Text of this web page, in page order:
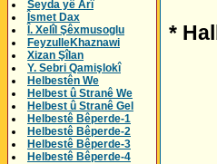
Seyda yê Arî
Îsmet Dax
Î. Xelîl Şêxmusoglu
FeyzulleKhaznawi
Xizan Şîlan
Y. Sebri Qamişlokî
Helbestên We
Helbest û Stranê We
Helbest û Stranê Gel
Helbestê Bêperde-1
Helbestê Bêperde-2
Helbestê Bêperde-3
Helbestê Bêperde-4
*